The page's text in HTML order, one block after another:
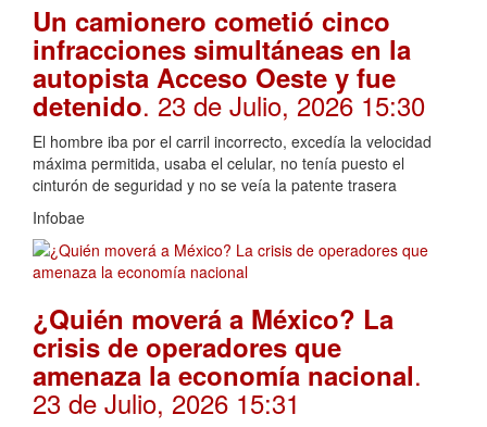
Un camionero cometió cinco
infracciones simultáneas en la
autopista Acceso Oeste y fue
detenido. 23 de Julio, 2026 15:30
El hombre iba por el carril incorrecto, excedía la velocidad
máxima permitida, usaba el celular, no tenía puesto el
cinturón de seguridad y no se veía la patente trasera
Infobae
¿Quién moverá a México? La
crisis de operadores que
amenaza la economía nacional.
23 de Julio, 2026 15:31